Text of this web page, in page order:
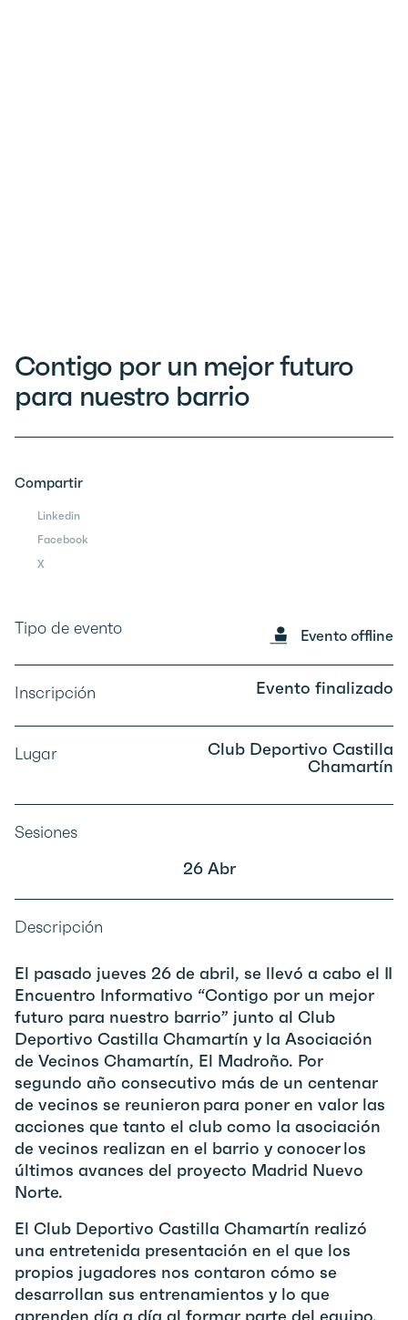
Contigo por un mejor futuro
para nuestro barrio
Compartir
Linkedin
Facebook
X
Tipo de evento Evento offline
Inscripción Evento finalizado
Lugar
Club Deportivo Castilla
Chamartín
Sesiones
26 Abr
Descripción
El pasado jueves 26 de abril, se llevó a cabo el II
Encuentro Informativo “Contigo por un mejor
futuro para nuestro barrio” junto al Club
Deportivo Castilla Chamartín y la Asociación
de Vecinos Chamartín, El Madroño. Por
segundo año consecutivo más de un centenar
de vecinos se reunieron para poner en valor las
acciones que tanto el club como la asociación
de vecinos realizan en el barrio y conocer los
últimos avances del proyecto Madrid Nuevo
Norte.
El Club Deportivo Castilla Chamartín realizó
una entretenida presentación en el que los
propios jugadores nos contaron cómo se
desarrollan sus entrenamientos y lo que
aprenden día a día al formar parte del equipo.